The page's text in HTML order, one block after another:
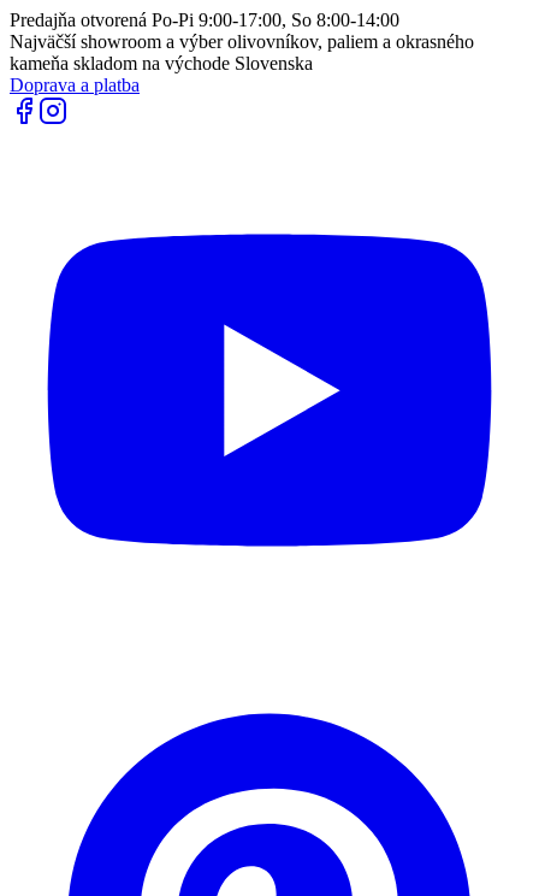
Predajňa otvorená Po-Pi 9:00-17:00, So 8:00-14:00
Najväčší showroom a výber olivovníkov, paliem a okrasného
kameňa skladom na východe Slovenska
Doprava a platba